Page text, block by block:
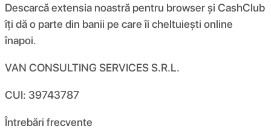
Descarcă extensia noastră pentru browser și CashClub
îți dă o parte din banii pe care îi cheltuiești online
înapoi.
VAN CONSULTING SERVICES S.R.L.
CUI: 39743787
Întrebări frecvente